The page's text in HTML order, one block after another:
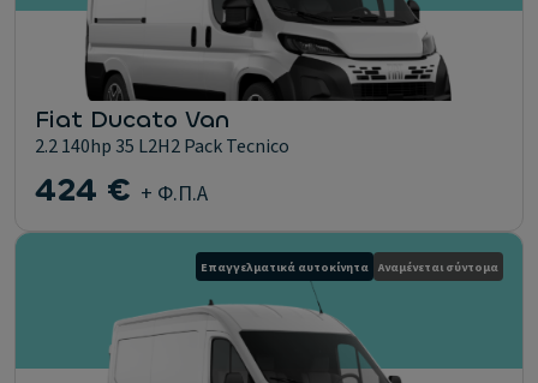
Fiat Ducato Van
2.2 140hp 35 L2H2 Pack Tecnico
424 € + Φ.Π.Α
Επαγγελματικά αυτοκίνητα Αναμένεται σύντομα